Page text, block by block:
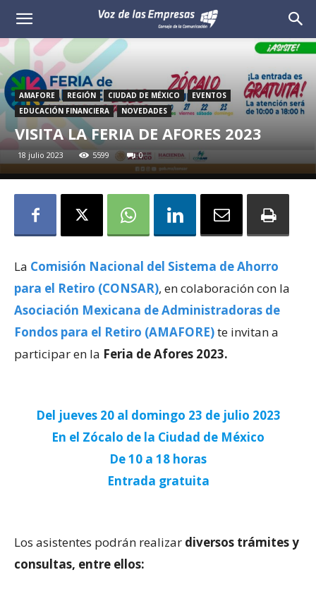
Voz
de
las
Empresas
AMAFORE REGIÓN CIUDAD DE MÉXICO
EVENTOS
EDUCACIÓN FINANCIERA
NOVEDADES
VISITA LA FERIA DE AFORES 2023
18 julio 2023 5599 0
La Comisión Nacional del Sistema de Ahorro
para el Retiro (CONSAR), en colaboración con la
Asociación Mexicana de Administradoras de
Fondos para el Retiro (AMAFORE)te invitan a
participar en la Feria de Afores 2023.
Del jueves 20 al domingo 23 de julio 2023
En el Zócalo de la Ciudad de México
De 10 a 18 horas
Entrada gratuita
Los asistentes podrán realizar diversos trámites y
consultas, entre ellos: